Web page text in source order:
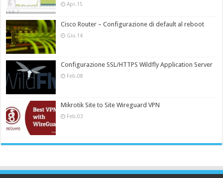
Apr.15
Cisco Router – Configurazione di default al reboot
Giu.14
Configurazione SSL/HTTPS Wildfly Application Server
Feb.08
Mikrotik Site to Site Wireguard VPN
Feb.03